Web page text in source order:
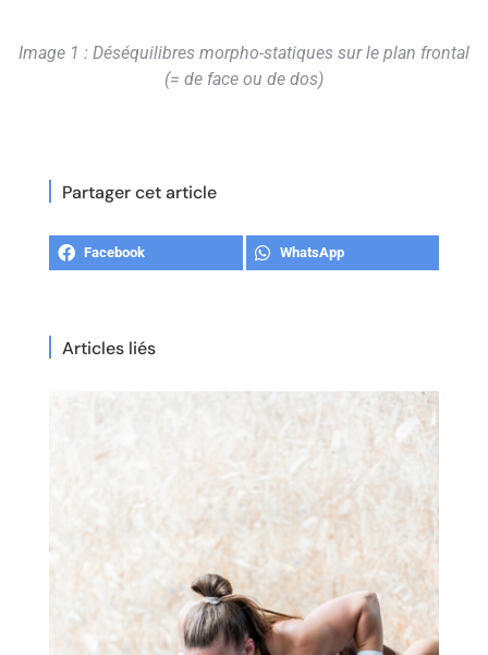
Image 1 : Déséquilibres morpho-statiques sur le plan frontal
(= de face ou de dos)
Partager cet article
Facebook WhatsApp
Articles liés